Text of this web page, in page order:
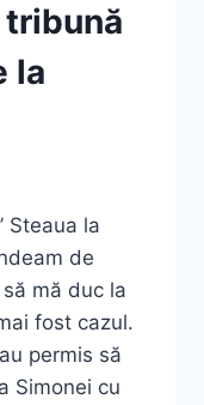
la
Steaua la
de
mă duc la
fost cazul.
permis să
Simonei cu